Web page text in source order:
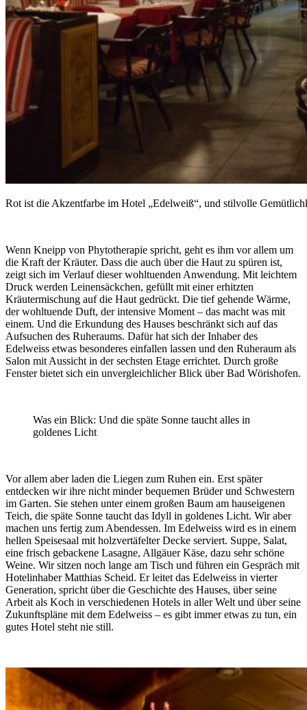
Rot ist die Akzentfarbe im Hotel „Edelweiß“, und stilvolle
Wenn Kneipp von Phytotherapie spricht, geht es ihm vor allem um
die Kraft der Kräuter. Dass die auch über die Haut zu spüren ist,
zeigt sich im Verlauf dieser wohltuenden Anwendung. Mit leichtem
Druck werden Leinensäckchen, gefüllt mit einer erhitzten
Kräutermischung auf die Haut gedrückt. Die tief gehende Wärme,
der wohltuende Duft, der intensive Moment – das macht was mit
einem. Und die Erkundung des Hauses beschränkt sich auf das
Aufsuchen des Ruheraums. Dafür hat sich der Inhaber des
Edelweiss etwas besonderes einfallen lassen und den Ruheraum als
Salon mit Aussicht in der sechsten Etage errichtet. Durch große
Fenster bietet sich ein unvergleichlicher Blick über Bad Wörishofen.
Was ein Blick: Und die späte Sonne taucht alles in
goldenes Licht
Vor allem aber laden die Liegen zum Ruhen ein. Erst später
entdecken wir ihre nicht minder bequemen Brüder und Schwestern
im Garten. Sie stehen unter einem großen Baum am hauseigenen
Teich, die späte Sonne taucht das Idyll in goldenes Licht. Wir aber
machen uns fertig zum Abendessen. Im Edelweiss wird es in einem
hellen Speisesaal mit holzvertäfelter Decke serviert. Suppe, Salat,
eine frisch gebackene Lasagne, Allgäuer Käse, dazu sehr schöne
Weine. Wir sitzen noch lange am Tisch und führen ein Gespräch mit
Hotelinhaber Matthias Scheid. Er leitet das Edelweiss in vierter
Generation, spricht über die Geschichte des Hauses, über seine
Arbeit als Koch in verschiedenen Hotels in aller Welt und über seine
Zukunftspläne mit dem Edelweiss – es gibt immer etwas zu tun, ein
gutes Hotel steht nie still.